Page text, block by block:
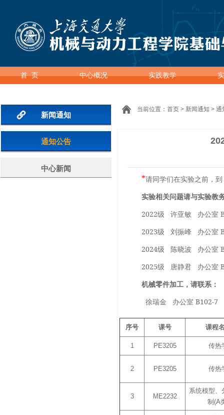
首 页 中心概况 实践教学
新闻通知
通知公告
中心新闻
当前位置： 首页 > 新闻通知 > 通
*请同学们在实验之前，到
实验相关问题请与实验教
2022级 许亚敏 办公室
2023级 刘振峰 办公室
2024级 陈晓波 办公室
2025级 唐静君 办公室
机械零件加工，请联系：
徐瑞金 办公室 B102-
序号 课号 课程
1 PE3205 传热
2 PE3205 传热
3 ME2232
系统模型、
制(A